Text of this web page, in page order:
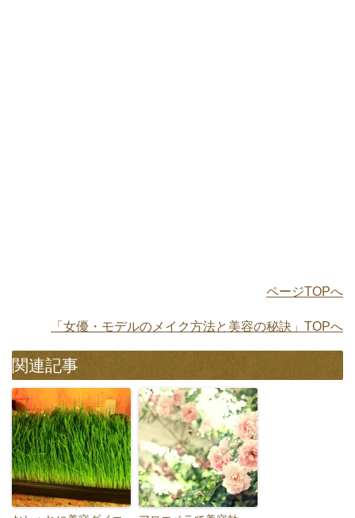
ページTOPへ
「女優・モデルのメイク方法と美容の秘訣」TOPへ
関連記事